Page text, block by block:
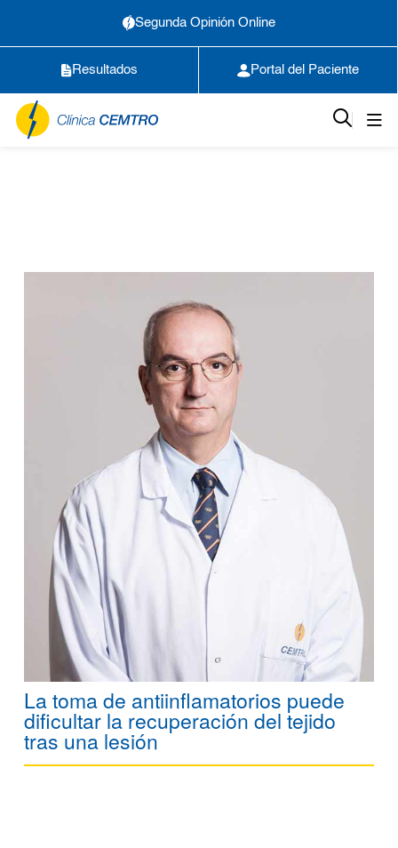
Segunda Opinión Online
Resultados Portal del Paciente
La toma de antiinflamatorios puede
dificultar la recuperación del tejido
tras una lesión